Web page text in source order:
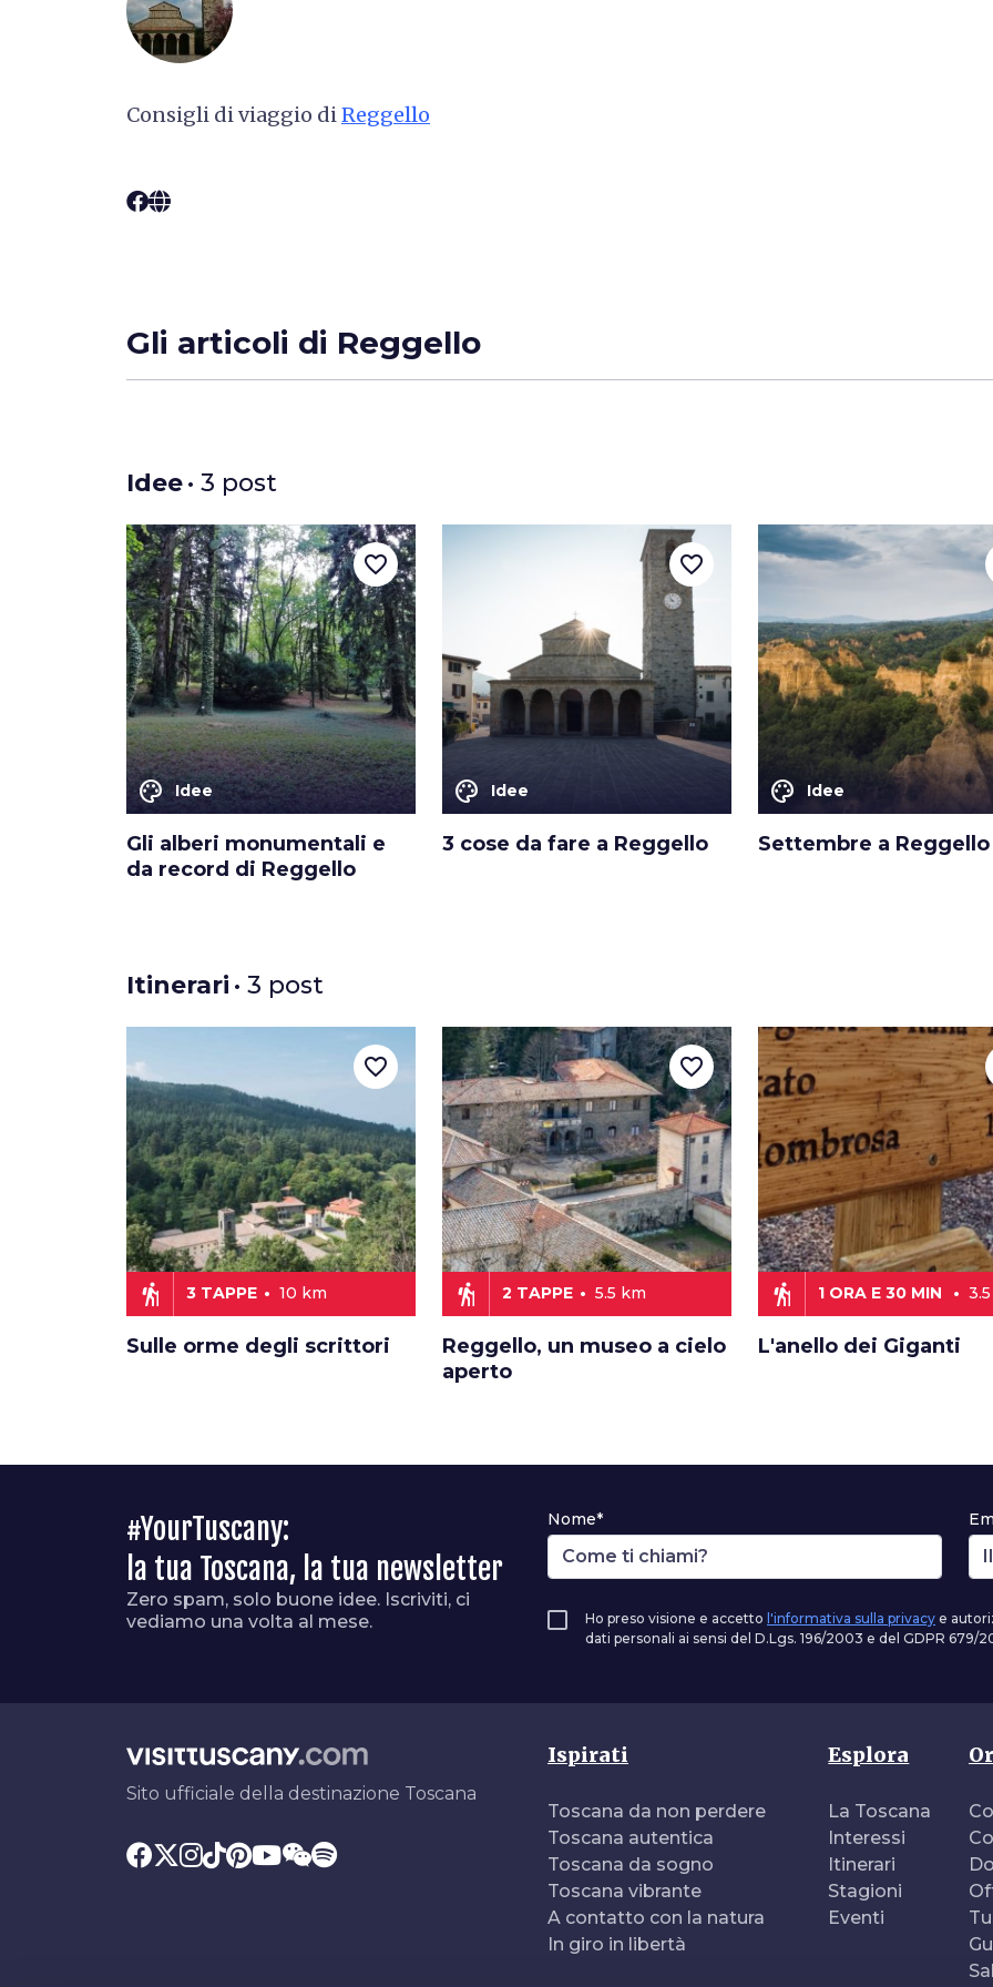
Consigli di viaggio diReggello
Gli articoli di Reggello
Idee• 3 post
color_lens Idee
Gli alberi monumentali e
da record di Reggello
favorite_border
color_lens Idee
3 cose da fare a Reggello
favorite_border
color_lens Idee
Settembre a Reggello
Itinerari • 3 post
hiking 3 TAPPE 10 km
Sulle orme degli scrittori
favorite_border
hiking 2 TAPPE 5.5 km
Reggello, un museo a cielo
aperto
favorite_border
hiking 1 ORA E 30 MIN
L'anello dei Giganti
#YourTuscany:
la tua Toscana, la tua newsletter
Zero spam, solo buone idee. Iscriviti, ci
vediamo una volta al mese.
Nome*
Ho preso visione e accetto l'informativa sulla privacy e
dati personali ai sensi del D.Lgs. 196/2003 e del GDPR 679/
Sito ufficiale della destinazione Toscana
Ispirati
Toscana da non perdere
Toscana autentica
Toscana da sogno
Toscana vibrante
A contatto con la natura
In giro in libertà
Esplora
La Toscana
Interessi
Itinerari
Stagioni
Eventi